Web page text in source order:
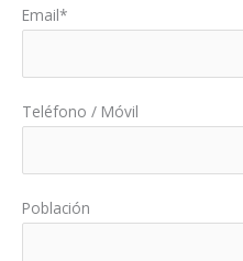
Email*
Teléfono / Móvil
Población